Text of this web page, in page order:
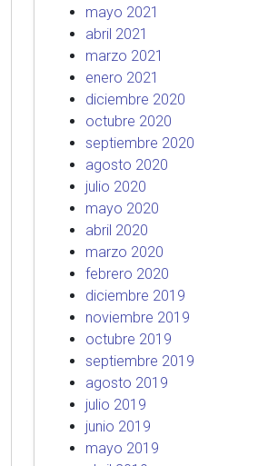
mayo 2021
abril 2021
marzo 2021
enero 2021
diciembre 2020
octubre 2020
septiembre 2020
agosto 2020
julio 2020
mayo 2020
abril 2020
marzo 2020
febrero 2020
diciembre 2019
noviembre 2019
octubre 2019
septiembre 2019
agosto 2019
julio 2019
junio 2019
mayo 2019